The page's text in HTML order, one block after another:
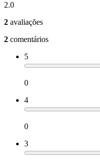
2.0
2 avaliações
2 comentários
5
0
4
0
3